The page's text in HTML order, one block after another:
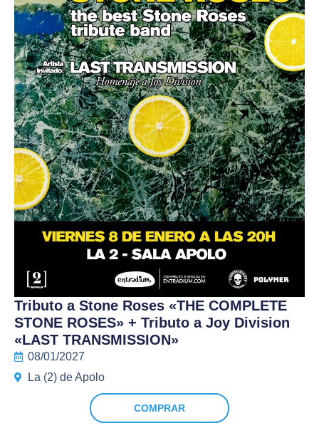
Tributo a Stone Roses «THE COMPLETE
STONE ROSES» + Tributo a Joy Division
«LAST TRANSMISSION»
08/01/2027
La (2) de Apolo
COMPRAR